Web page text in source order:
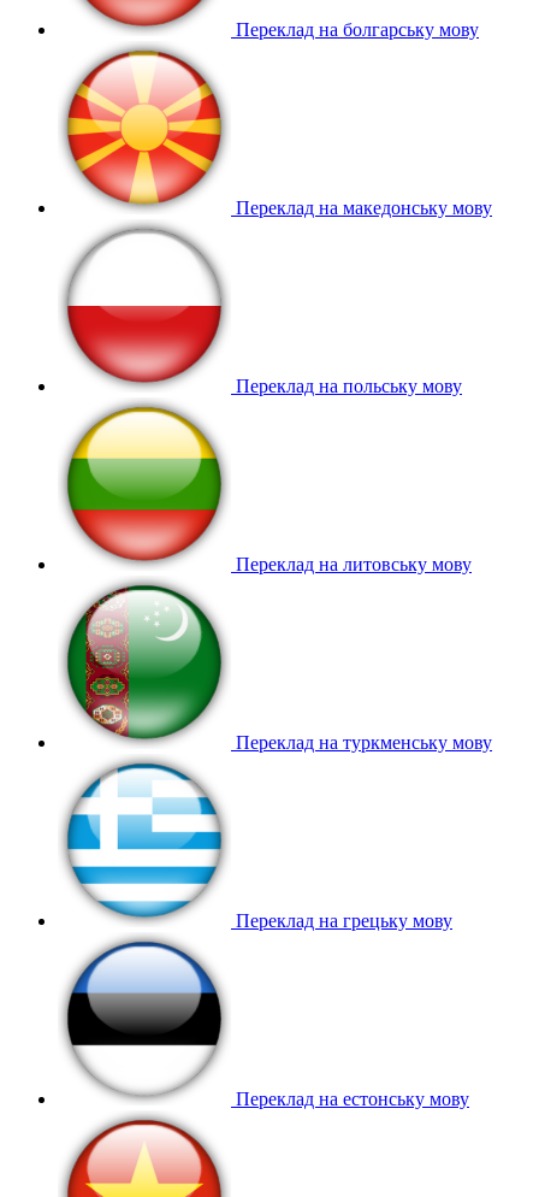
Переклад на болгарську мову
Переклад на македонську мову
Переклад на польську мову
Переклад на литовську мову
Переклад на туркменську мову
Переклад на грецьку мову
Переклад на естонську мову